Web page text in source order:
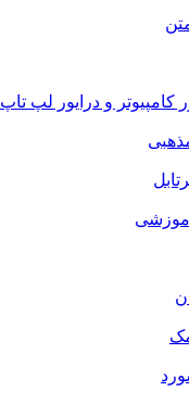
کامپیوتر و درایور لپ تاپ